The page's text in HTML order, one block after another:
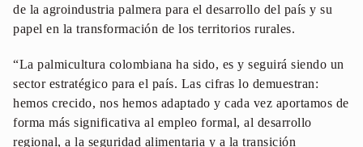
de la agroindustria palmera para el desarrollo del país y su
papel en la transformación de los territorios rurales.
“La palmicultura colombiana ha sido, es y seguirá siendo un
sector estratégico para el país. Las cifras lo demuestran:
hemos crecido, nos hemos adaptado y cada vez aportamos de
forma más significativa al empleo formal, al desarrollo
regional, a la seguridad alimentaria y a la transición